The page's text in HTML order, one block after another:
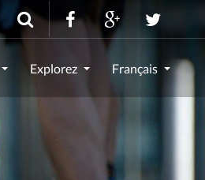
Explorez Français